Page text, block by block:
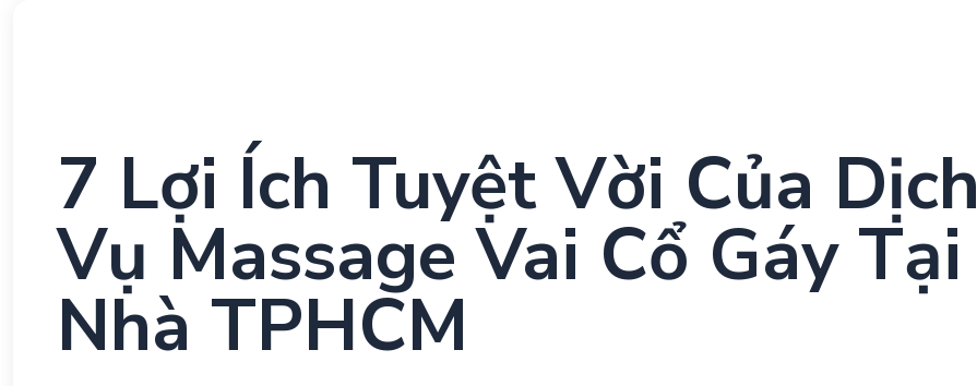
7 Lợi Ích Tuyệt Vời Của Dịch
Vụ Massage Vai Cổ Gáy Tại
Nhà TPHCM